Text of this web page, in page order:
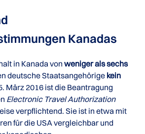
Kanadas
in Kanada von weniger als sechs
deutsche Staatsangehörige kein
März 2016 ist die Beantragung
Electronic Travel Authorization
verpflichtend. Sie ist in etwa mit
für die USA vergleichbar und